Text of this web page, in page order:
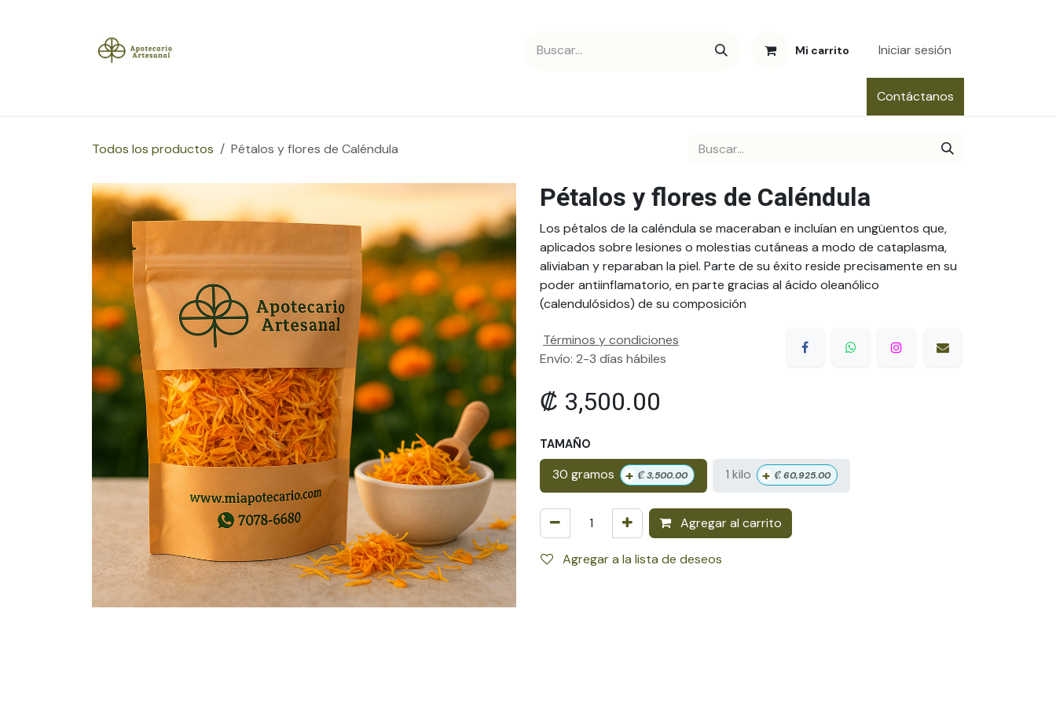
Mi carrito Iniciar sesión
Contáctanos
Todos los productos Pétalos y flores de Caléndula
Pétalos y flores de Caléndula
Los pétalos de la caléndula se maceraban e incluían en ungüentos que,
aplicados sobre lesiones o molestias cutáneas a modo de cataplasma,
aliviaban y reparaban la piel. Parte de su éxito reside precisamente en su
poder antiinflamatorio, en parte gracias al ácido oleanólico
(calendulósidos) de su composición
₡ 3,500.00
TAMAÑO
30 gramos + ₡3,500.00 1 kilo + ₡60,925.00
Agregar al carrito
Agregar a la lista de deseos
Términos y condiciones
Envío: 2-3 días hábiles